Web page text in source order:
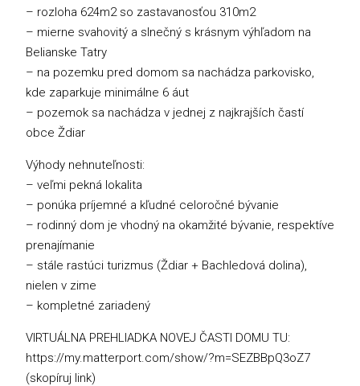
– rozloha 624m2 so zastavanosťou 310m2
– mierne svahovitý a slnečný s krásnym výhľadom na
Belianske Tatry
– na pozemku pred domom sa nachádza parkovisko,
kde zaparkuje minimálne 6 áut
– pozemok sa nachádza v jednej z najkrajších častí
obce Ždiar
Výhody nehnuteľnosti:
– veľmi pekná lokalita
– ponúka príjemné a kľudné celoročné bývanie
– rodinný dom je vhodný na okamžité bývanie, respektíve
prenajímanie
– stále rastúci turizmus (Ždiar + Bachledová dolina),
nielen v zime
– kompletné zariadený
VIRTUÁLNA PREHLIADKA NOVEJ ČASTI DOMU TU:
https://my.matterport.com/show/?m=SEZBBpQ3oZ7
(skopíruj link)